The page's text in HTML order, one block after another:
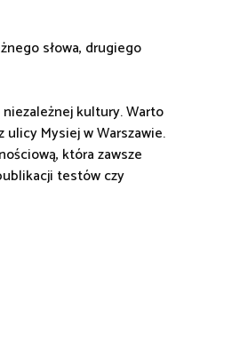
słowa, drugiego
kultury. Warto
ulicy Mysiej w Warszawie.
która zawsze
testów czy